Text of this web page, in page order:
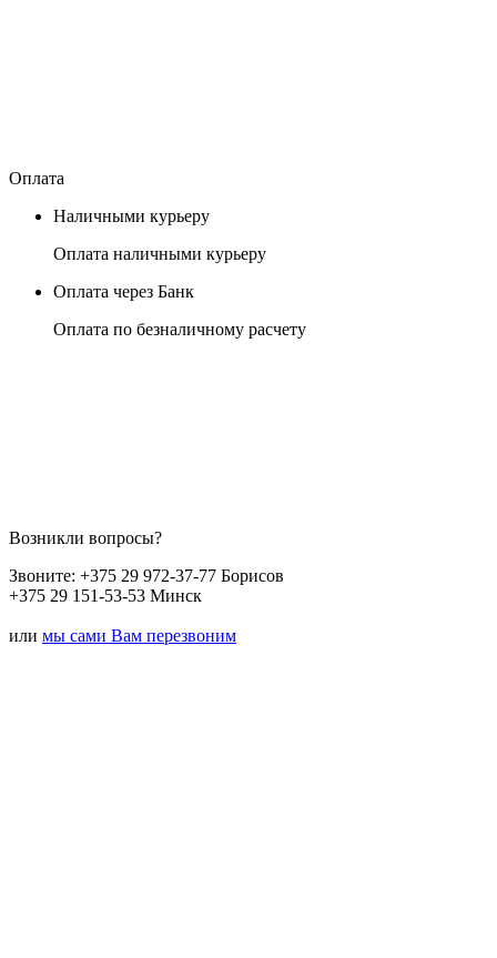
Оплата
Наличными курьеру
Оплата наличными курьеру
Оплата через Банк
Оплата по безналичному расчету
Возникли вопросы?
Звоните: +375 29 972-37-77 Борисов
+375 29 151-53-53 Минск
или мы сами Вам перезвоним